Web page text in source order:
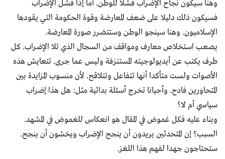
وهنا سيكون نجاح الإضراب فشلا للوطن. أما إذا فشل الإضراب
فسيكون ذلك دليلا على ضعف المعارضة وقوة الحكومة التي يقودها
الإسلاميون. وهنا سينجو الوطن وستتضرر صورة المعارضة.
يصعب استخلاص معارف ومواقف من السجال الذي تلا الإضراب. كل
طرف يكتب عن أيديولوجيته المستنزفة وليس عما جرى. تتعايش هذه
الأصوات ولست متأكدا أنها تتفاعل وتتلاقح. لأن منسوب المزايدة بين
المتحاورين فادح. وأحيانا تخرج أسئلة بدائية مثل: هل هذا إضراب
سياسي أم لا؟
وبناء عليه فكل غموض في المقال هو انعكاس للغموض في المشهد.
السبب؟ إن المتحدثين يريدون أن ينجح الإضراب ويخشون أن ينجح.
ستحتاجون جهدا لفهم هذا اللغز.